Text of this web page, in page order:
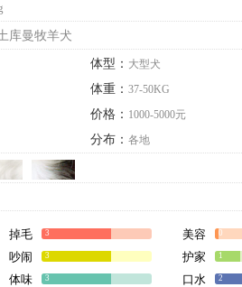
库曼牧羊犬
体型： 大型犬
体重： 37-50KG
价格： 1000-5000元
分布： 各地
掉毛 3 美容 0
吵闹 3 护家 1
体味 3 口水 2